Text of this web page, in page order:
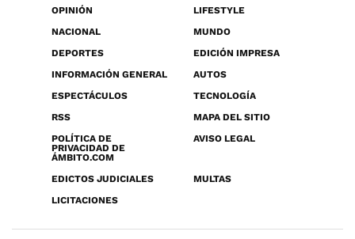
OPINIÓN
LIFESTYLE
NACIONAL
MUNDO
DEPORTES
EDICIÓN IMPRESA
INFORMACIÓN GENERAL
AUTOS
ESPECTÁCULOS
TECNOLOGÍA
RSS
MAPA DEL SITIO
POLÍTICA DE
PRIVACIDAD DE
ÁMBITO.COM
AVISO LEGAL
EDICTOS JUDICIALES
MULTAS
LICITACIONES